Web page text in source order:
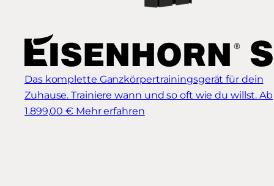
Das komplette Ganzkörpertrainingsgerät für dein
Zuhause. Trainiere wann und so oft wie du willst. Ab
1.899,00 € Mehr erfahren